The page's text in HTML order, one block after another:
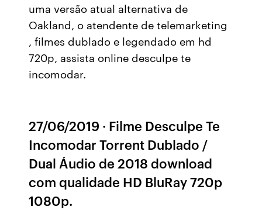
uma versão atual alternativa de
Oakland, o atendente de telemarketing
, filmes dublado e legendado em hd
720p, assista online desculpe te
incomodar.
27/06/2019 · Filme Desculpe Te
Incomodar Torrent Dublado /
Dual Áudio de 2018 download
com qualidade HD BluRay 720p
1080p.